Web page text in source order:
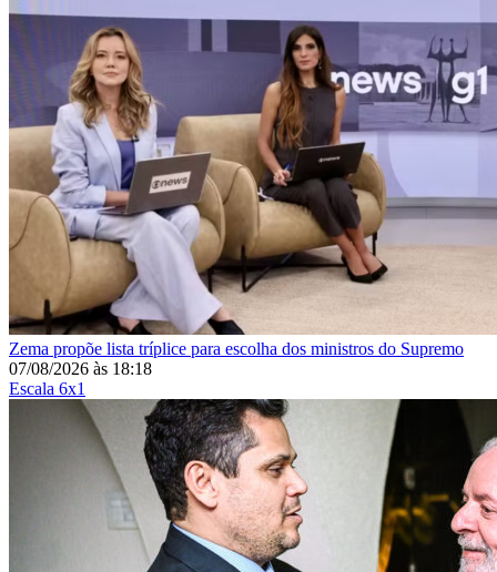
Zema propõe lista tríplice para escolha dos ministros do Supremo
07/08/2026 às 18:18
Escala 6x1